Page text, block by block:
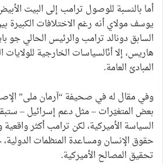
أما بالنسبة للوصول ترامب إلى البيت
يوسف مولاي أنه رغم الاختلافات الكبيرة
السابق دونالد ترامب والرئيس الحالي جو
هاريس، إلا أنّالسياسات الخارجية
المبادئ العامة.
وفي مقال له في صحيفة “آرمان ملى”
بعض المتغيّرات – مثل دعم إسرائيل –
السياسة الأميركية، لكن ترامب أكثر
حقوق الإنسان ومساعدة المنظمات
تحقيق المصالح الأميركية.